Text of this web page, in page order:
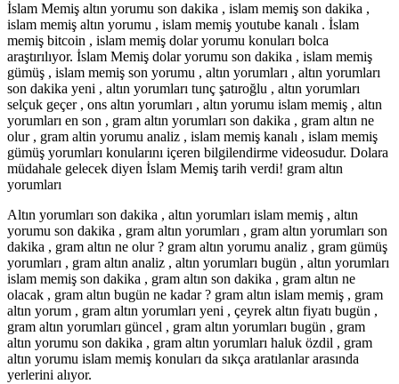
İslam Memiş altın yorumu son dakika , islam memiş son dakika ,
islam memiş altın yorumu , islam memiş youtube kanalı . İslam
memiş bitcoin , islam memiş dolar yorumu konuları bolca
araştırılıyor. İslam Memiş dolar yorumu son dakika , islam memiş
gümüş , islam memiş son yorumu , altın yorumları , altın yorumları
son dakika yeni , altın yorumları tunç şatıroğlu , altın yorumları
selçuk geçer , ons altın yorumları , altın yorumu islam memiş , altın
yorumları en son , gram altın yorumları son dakika , gram altın ne
olur , gram altin yorumu analiz , islam memiş kanalı , islam memiş
gümüş yorumları konularını içeren bilgilendirme videosudur. Dolara
müdahale gelecek diyen İslam Memiş tarih verdi! gram altın
yorumları
Altın yorumları son dakika , altın yorumları islam memiş , altın
yorumu son dakika , gram altın yorumları , gram altın yorumları son
dakika , gram altın ne olur ? gram altın yorumu analiz , gram gümüş
yorumları , gram altın analiz , altın yorumları bugün , altın yorumları
islam memiş son dakika , gram altın son dakika , gram altın ne
olacak , gram altın bugün ne kadar ? gram altın islam memiş , gram
altın yorum , gram altın yorumları yeni , çeyrek altın fiyatı bugün ,
gram altın yorumları güncel , gram altın yorumları bugün , gram
altın yorumu son dakika , gram altın yorumları haluk özdil , gram
altın yorumu islam memiş konuları da sıkça aratılanlar arasında
yerlerini alıyor.